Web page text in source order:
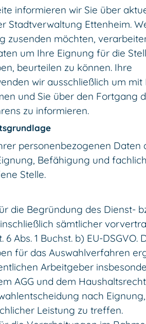
informieren wir Sie über
Stadtverwaltung Ettenheim.
zusenden möchten,
um Ihre Eignung für die
beurteilen zu können. Ihre
wir ausschließlich um mit
und Sie über den Fortgang
zu informieren.
personenbezogenen Daten
Befähigung und
Stelle.
die Begründung des Dienst-
sämtlicher
Abs. 1 Buchst. b) EU-DSGVO.
für das Auswahlverfahren
Arbeitgeber
AGG und dem
nach Eignung,
Leistung zu treffen.